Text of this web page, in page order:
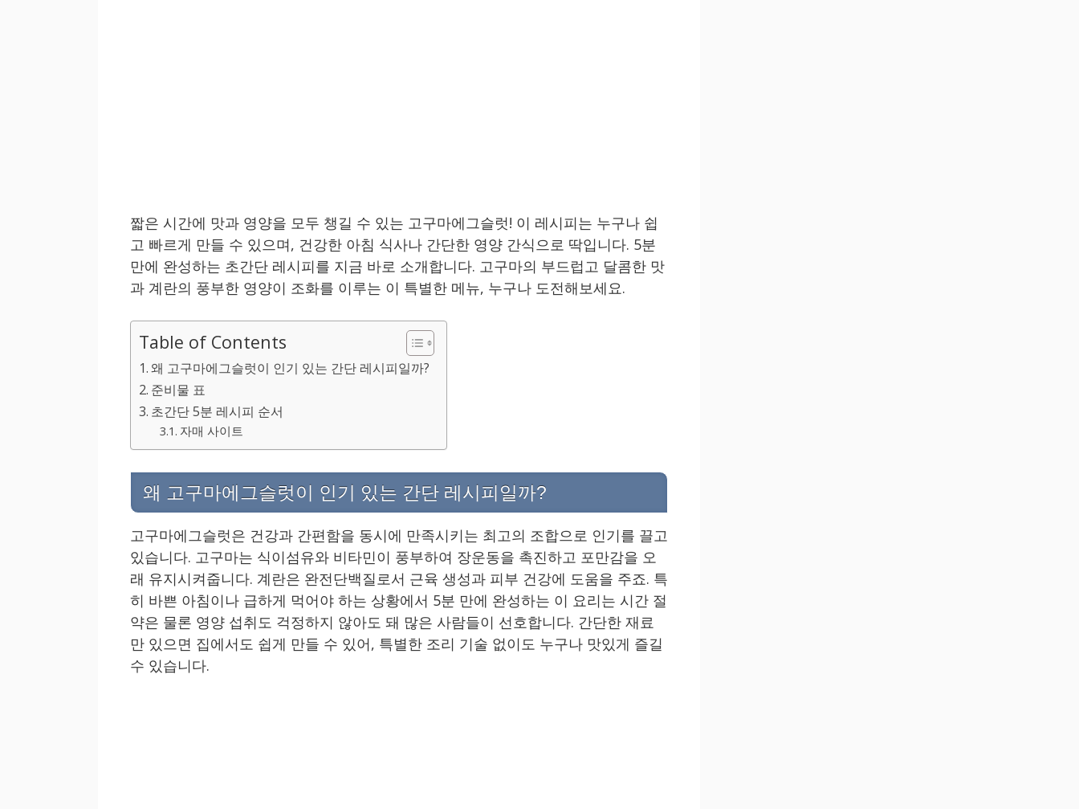
짧은 시간에 맛과 영양을 모두 챙길 수 있는 고구마에그슬럿! 이 레시피는 누구나 쉽
고 빠르게 만들 수 있으며, 건강한 아침 식사나 간단한 영양 간식으로 딱입니다. 5분
만에 완성하는 초간단 레시피를 지금 바로 소개합니다. 고구마의 부드럽고 달콤한 맛
과 계란의 풍부한 영양이 조화를 이루는 이 특별한 메뉴, 누구나 도전해보세요.
Table of Contents
왜 고구마에그슬럿이 인기 있는 간단 레시피일까?
준비물 표
초간단 5분 레시피 순서
자매 사이트
왜 고구마에그슬럿이 인기 있는 간단 레시피일까?
고구마에그슬럿은 건강과 간편함을 동시에 만족시키는 최고의 조합으로 인기를 끌고
있습니다. 고구마는 식이섬유와 비타민이 풍부하여 장운동을 촉진하고 포만감을 오
래 유지시켜줍니다. 계란은 완전단백질로서 근육 생성과 피부 건강에 도움을 주죠. 특
히 바쁜 아침이나 급하게 먹어야 하는 상황에서 5분 만에 완성하는 이 요리는 시간 절
약은 물론 영양 섭취도 걱정하지 않아도 돼 많은 사람들이 선호합니다. 간단한 재료
만 있으면 집에서도 쉽게 만들 수 있어, 특별한 조리 기술 없이도 누구나 맛있게 즐길
수 있습니다.